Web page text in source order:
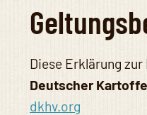
Diese Erklärung
Deutscher
dkhv.org